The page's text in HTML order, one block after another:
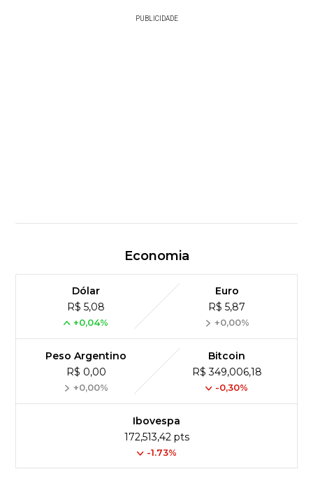
PUBLICIDADE
Economia
Dólar
R$ 5,08
+0,04%
Euro
R$ 5,87
+0,00%
Peso Argentino
R$ 0,00
+0,00%
Bitcoin
R$ 349,006,18
-0,30%
Ibovespa
172,513,42 pts
-1.73%